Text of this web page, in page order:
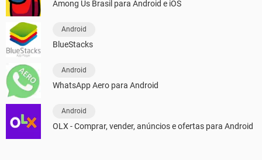
Among Us Brasil para Android e iOS
Android
BlueStacks
Android
WhatsApp Aero para Android
Android
OLX - Comprar, vender, anúncios e ofertas para Android